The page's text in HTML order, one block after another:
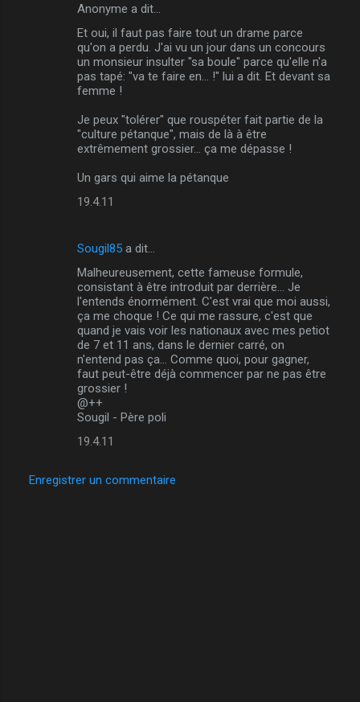
Anonyme a dit…
Et oui, il faut pas faire tout un drame parce
qu'on a perdu. J'ai vu un jour dans un concours
un monsieur insulter "sa boule" parce qu'elle n'a
pas tapé: "va te faire en... !" lui a dit. Et devant sa
femme !
Je peux "tolérer" que rouspéter fait partie de la
"culture pétanque", mais de là à être
extrêmement grossier... ça me dépasse !
Un gars qui aime la pétanque
19.4.11
Sougil85 a dit…
Malheureusement, cette fameuse formule,
consistant à être introduit par derrière... Je
l'entends énormément. C'est vrai que moi aussi,
ça me choque ! Ce qui me rassure, c'est que
quand je vais voir les nationaux avec mes petiot
de 7 et 11 ans, dans le dernier carré, on
n'entend pas ça... Comme quoi, pour gagner,
faut peut-être déjà commencer par ne pas être
grossier !
@++
Sougil - Père poli
19.4.11
Enregistrer un commentaire